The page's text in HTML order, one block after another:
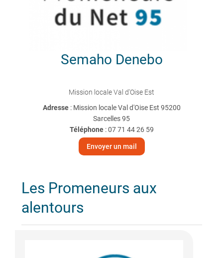
Semaho Denebo
Mission locale Val d'Oise Est
Adresse : Mission locale Val d'Oise Est 95200
Sarcelles 95
Téléphone:07 71 44 26 59
Envoyer un mail
Les Promeneurs aux
alentours